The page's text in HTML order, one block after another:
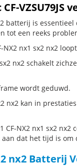
VZSU79JS
batterij is
tot een reeks
NX2 nx1 sx2 nx2
nx2 schakelt
wordt geduwd.
nx2 kan in
CF-NX2 nx1 sx2
dat het tijd is
nx2 Batterij